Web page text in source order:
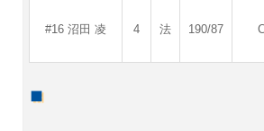
#16 沼田 凌 4 法 190/87